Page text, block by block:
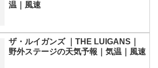
温｜風速
ザ・ルイガンズ ｜THE LUIGANS｜
野外ステージの天気予報｜気温｜風速